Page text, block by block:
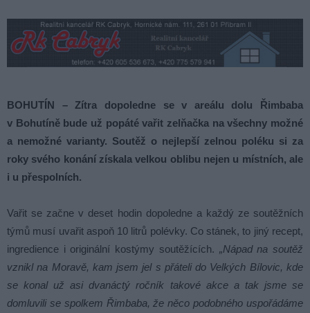
BOHUTÍN – Zítra dopoledne se v areálu dolu Řimbaba
v Bohutíně bude už popáté vařit zelňačka na všechny možné
a nemožné varianty. Soutěž o nejlepší zelnou poléku si za
roky svého konání získala velkou oblibu nejen u místních, ale
i u přespolních.
Vařit se začne v deset hodin dopoledne a každý ze soutěžních
týmů musí uvařit aspoň 10 litrů polévky. Co stánek, to jiný recept,
ingredience i originální kostýmy soutěžících. „Nápad na soutěž
vznikl na Moravě, kam jsem jel s přáteli do Velkých Bílovic, kde
se konal už asi dvanáctý ročník takové akce a tak jsme se
domluvili se spolkem Řimbaba, že něco podobného uspořádáme